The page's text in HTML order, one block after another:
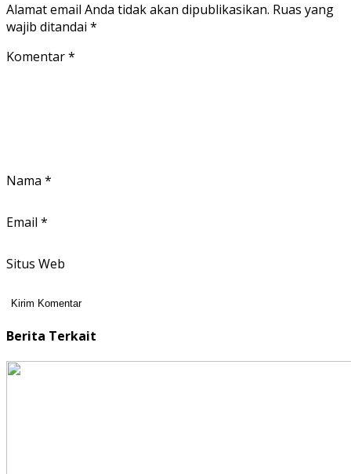
Alamat email Anda tidak akan dipublikasikan. Ruas yang
wajib ditandai *
Komentar*
Nama *
Email *
Situs Web
Berita Terkait